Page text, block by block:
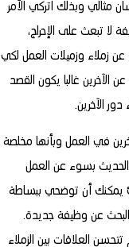
مثالي وبذلك اتركي الأمر
تبعث على الإحراج،
عن زملاء وزميلات العمل لكي
غالبا يكون القصد
الآخرين.
في العمل وبأنها مخلصة
بسوء عن العمل
يمكنك أن توضحي ببساطة
البحث عن وظيفة جديدة.
العلاقات بين الزملاء